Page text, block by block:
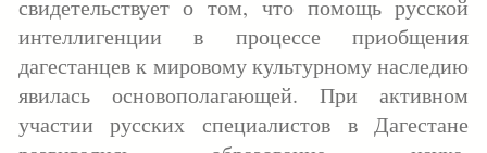
свидетельствует о том, что помощь русской
интеллигенции в процессе приобщения
дагестанцев к мировому культурному наследию
явилась основополагающей. При активном
участии русских специалистов в Дагестане